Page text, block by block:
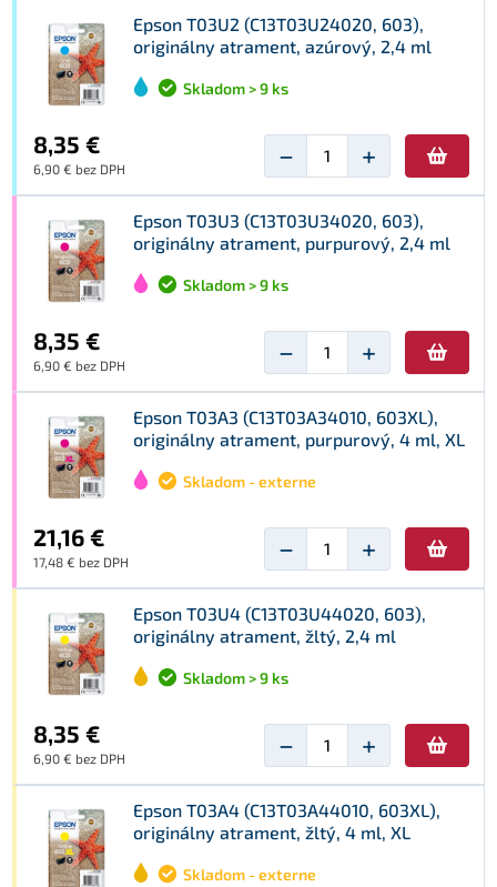
Epson T03U2 (C13T03U24020, 603),
originálny atrament, azúrový, 2,4 ml
Skladom > 9 ks
8,35 €
6,90 € bez DPH − +
Epson T03U3 (C13T03U34020, 603),
originálny atrament, purpurový, 2,4 ml
Skladom > 9 ks
8,35 €
6,90 € bez DPH − +
Epson T03A3 (C13T03A34010, 603XL),
originálny atrament, purpurový, 4 ml, XL
Skladom - externe
21,16 €
17,48 € bez DPH − +
Epson T03U4 (C13T03U44020, 603),
originálny atrament, žltý, 2,4 ml
Skladom > 9 ks
8,35 €
6,90 € bez DPH − +
Epson T03A4 (C13T03A44010, 603XL),
originálny atrament, žltý, 4 ml, XL
Skladom - externe